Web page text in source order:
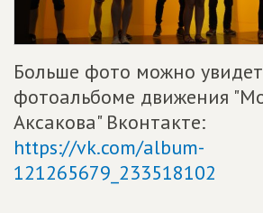
Больше фото можно
фотоальбоме движения
Аксакова" Вконтакте:
https://vk.com/album-
121265679_233518102